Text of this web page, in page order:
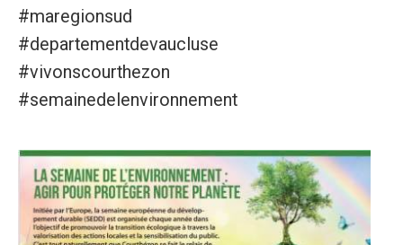
#maregionsud
#departementdevaucluse
#vivonscourthezon
#semainedelenvironnement